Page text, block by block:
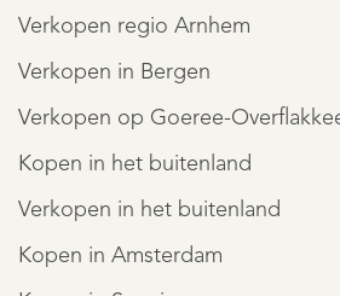
Verkopen regio Arnhem
Verkopen in Bergen
Verkopen op Goeree-
Kopen in het buitenland
Verkopen in het buitenland
Kopen in Amsterdam